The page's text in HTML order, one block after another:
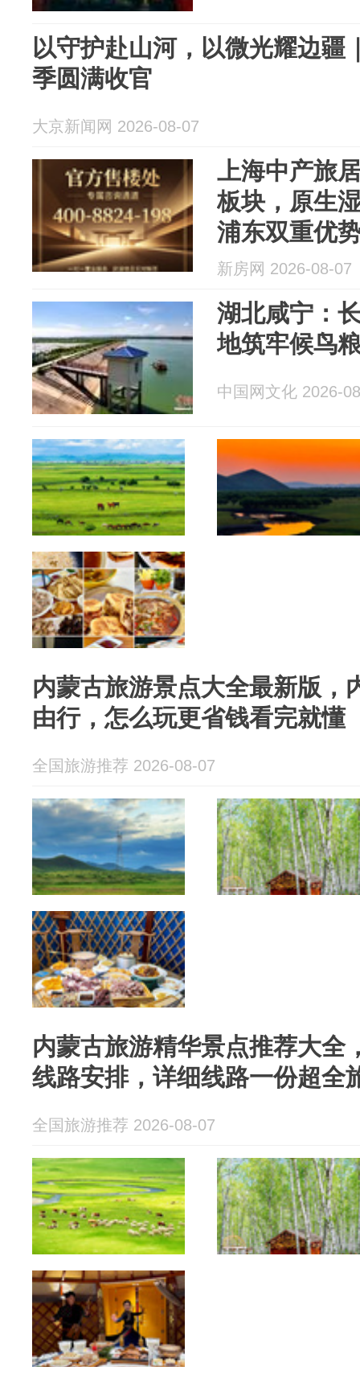
以守护赴山河，以微光耀边疆
季圆满收官
大京新闻网 2026-08-07
上海中产旅
板块，原生
浦东双重优
郊度假康养
新房网 2026-08-07
湖北咸宁：
地筑牢候鸟
中国网文化 2026-
内蒙古旅游景点大全最新版，
由行，怎么玩更省钱看完就懂
全国旅游推荐 2026-08-07
内蒙古旅游精华景点推荐大全
线路安排，详细线路一份超全
全国旅游推荐 2026-08-07